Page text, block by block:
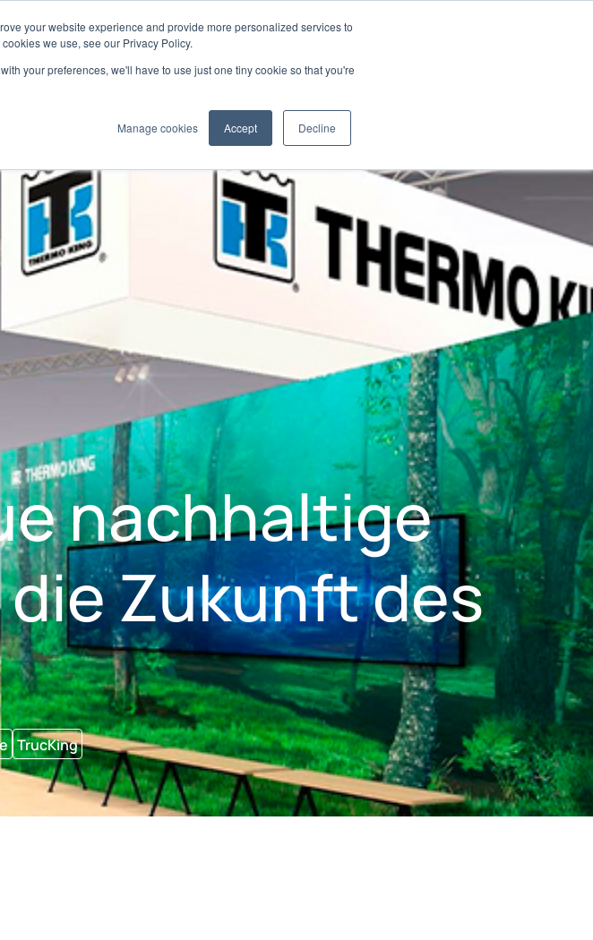
your website experience and provide more personalized services to
we use, see our Privacy Policy.
your preferences, we'll have to use just one tiny cookie so that you're
Manage cookies Accept Decline
ServicesAnwendungen
nachhaltige
Zukunft des
TrucKing